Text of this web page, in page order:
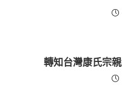
轉知台灣康氏宗